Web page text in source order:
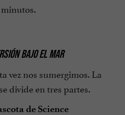
BAJO EL MAR
vez nos sumergimos. La
divide en tres partes.
de Science